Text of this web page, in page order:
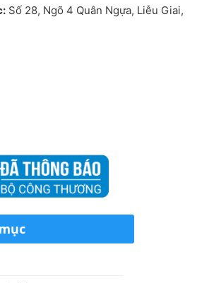
Số 28, Ngõ 4 Quân Ngựa, Liễu Giai,